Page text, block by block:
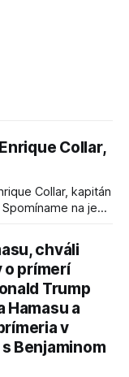
Collar,
Collar, kapitán
na jeho
chváli
o prímerí
Trump
a
v
Benjaminom